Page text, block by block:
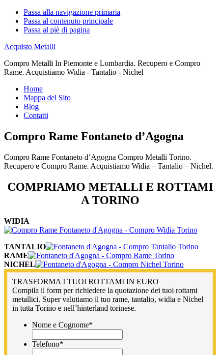
Passa alla navigazione primaria
Passa al contenuto principale
Passa al piè di pagina
Acquisto Metalli
Compro Metalli In Piemonte e Lombardia. Recupero e Compro
Rame. Acquistiamo Widia - Tantalio - Nichel
Home
Mappa del Sito
Blog
Contatti
Compro Rame Fontaneto d’Agogna
Compro Rame Fontaneto d’Agogna Compro Metalli Torino.
Recupero e Compro Rame. Acquistiamo Widia – Tantalio – Nichel.
COMPRIAMO METALLI E ROTTAMI
A TORINO
WIDIA
TANTALIO
RAME
NICHEL
TRASFORMA I TUOI ROTTAMI IN EURO
Compila il form per richiedere la quotazione dei tuoi rottami
metallici. Super valutiamo il tuo rame, tantalio, widia e Nichel
in tutta Torino e nell’hinterland torinese.
Nome e Cognome*
Telefono*